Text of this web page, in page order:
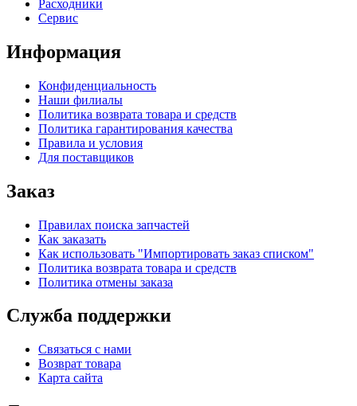
Расходники
Сервис
Информация
Конфиденциальность
Наши филиалы
Политика возврата товара и средств
Политика гарантирования качества
Правила и условия
Для поставщиков
Заказ
Правилах поиска запчастей
Как заказать
Как использовать "Импортировать заказ списком"
Политика возврата товара и средств
Политика отмены заказа
Служба поддержки
Связаться с нами
Возврат товара
Карта сайта